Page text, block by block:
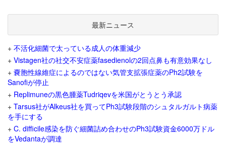
最新ニュース
+ 不活化細菌で太っている成人の体重減少
+ Vistagen社の社交不安症薬fasedienolの2回点鼻も有意効果なし
+ 嚢胞性線維症によるのではない気管支拡張症薬のPh2試験を
Sanofiが停止
+ Replimuneの黒色腫薬Tudriqevを米国がとうとう承認
+ Tarsus社がAlkeus社を買ってPh3試験段階のシュタルガルト病薬
を手にする
+ C. difficile感染を防ぐ細菌詰め合わせのPh3試験資金6000万ドル
をVedantaが調達